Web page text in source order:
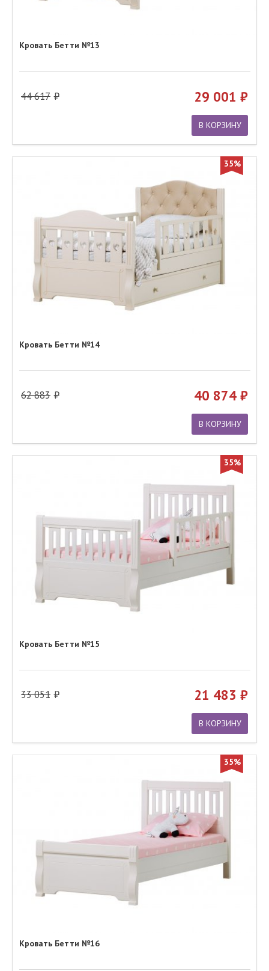
Кровать Бетти №13
44 617 29 001
В КОРЗИНУ
35%
Кровать Бетти №14
62 883 40 874
В КОРЗИНУ
35%
Кровать Бетти №15
33 051 21 483
В КОРЗИНУ
35%
Кровать Бетти №16